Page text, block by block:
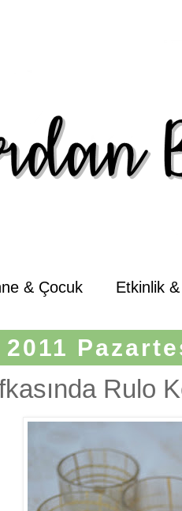
& Çocuk Etkinlik
2011
Rulo